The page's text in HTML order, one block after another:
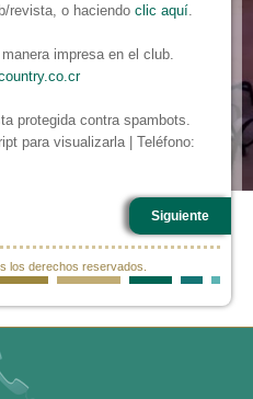
revista, o haciendo clic aquí.
impresa en el club.
protegida contra spambots.
para visualizarla | Teléfono:
Siguiente
los derechos reservados.